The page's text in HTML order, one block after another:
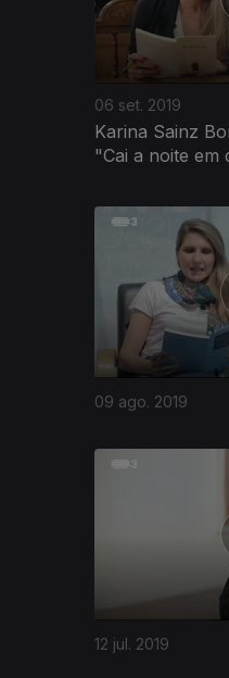
06 set. 2019
Karina Sainz
"Cai a noite em
09 ago. 2019
419430
12 jul. 2019